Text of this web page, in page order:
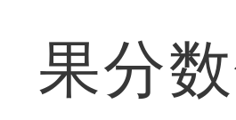
果分